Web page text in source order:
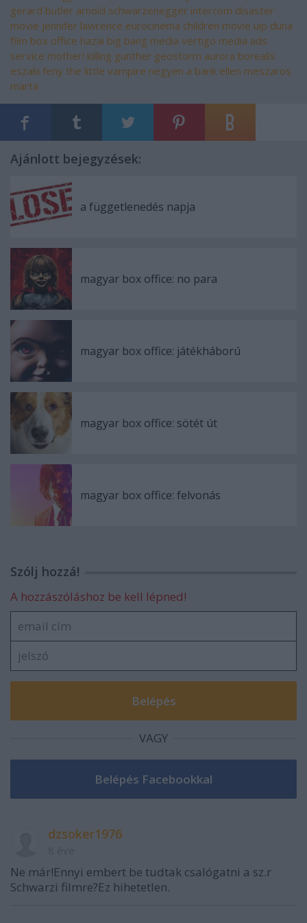
gerard butler arnold schwarzenegger intercom disaster
movie jennifer lawrence eurocinema children movie uip duna
film box office hazai big bang media vertigo media ads
service mother! killing gunther geostorm aurora borealis
eszaki feny the little vampire negyen a bank ellen meszaros
marta
Ajánlott bejegyzések:
a függetlenedés napja
magyar box office: no para
magyar box office: játékháború
magyar box office: sötét út
magyar box office: felvonás
Szólj hozzá!
A hozzászóláshoz be kell lépned!
VAGY
dzsoker1976
Ne már!Ennyi embert be tudtak csalógatni a sz.r
Schwarzi filmre?Ez hihetetlen.